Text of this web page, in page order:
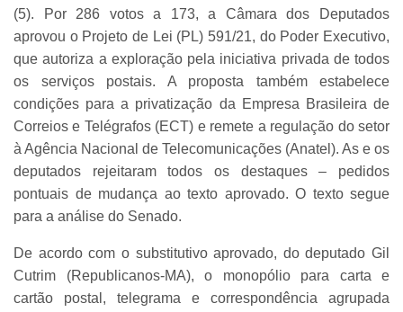
(5). Por 286 votos a 173, a Câmara dos Deputados
aprovou o Projeto de Lei (PL) 591/21, do Poder Executivo,
que autoriza a exploração pela iniciativa privada de todos
os serviços postais. A proposta também estabelece
condições para a privatização da Empresa Brasileira de
Correios e Telégrafos (ECT) e remete a regulação do setor
à Agência Nacional de Telecomunicações (Anatel). As e os
deputados rejeitaram todos os destaques – pedidos
pontuais de mudança ao texto aprovado. O texto segue
para a análise do Senado.
De acordo com o substitutivo aprovado, do deputado Gil
Cutrim (Republicanos-MA), o monopólio para carta e
cartão postal, telegrama e correspondência agrupada